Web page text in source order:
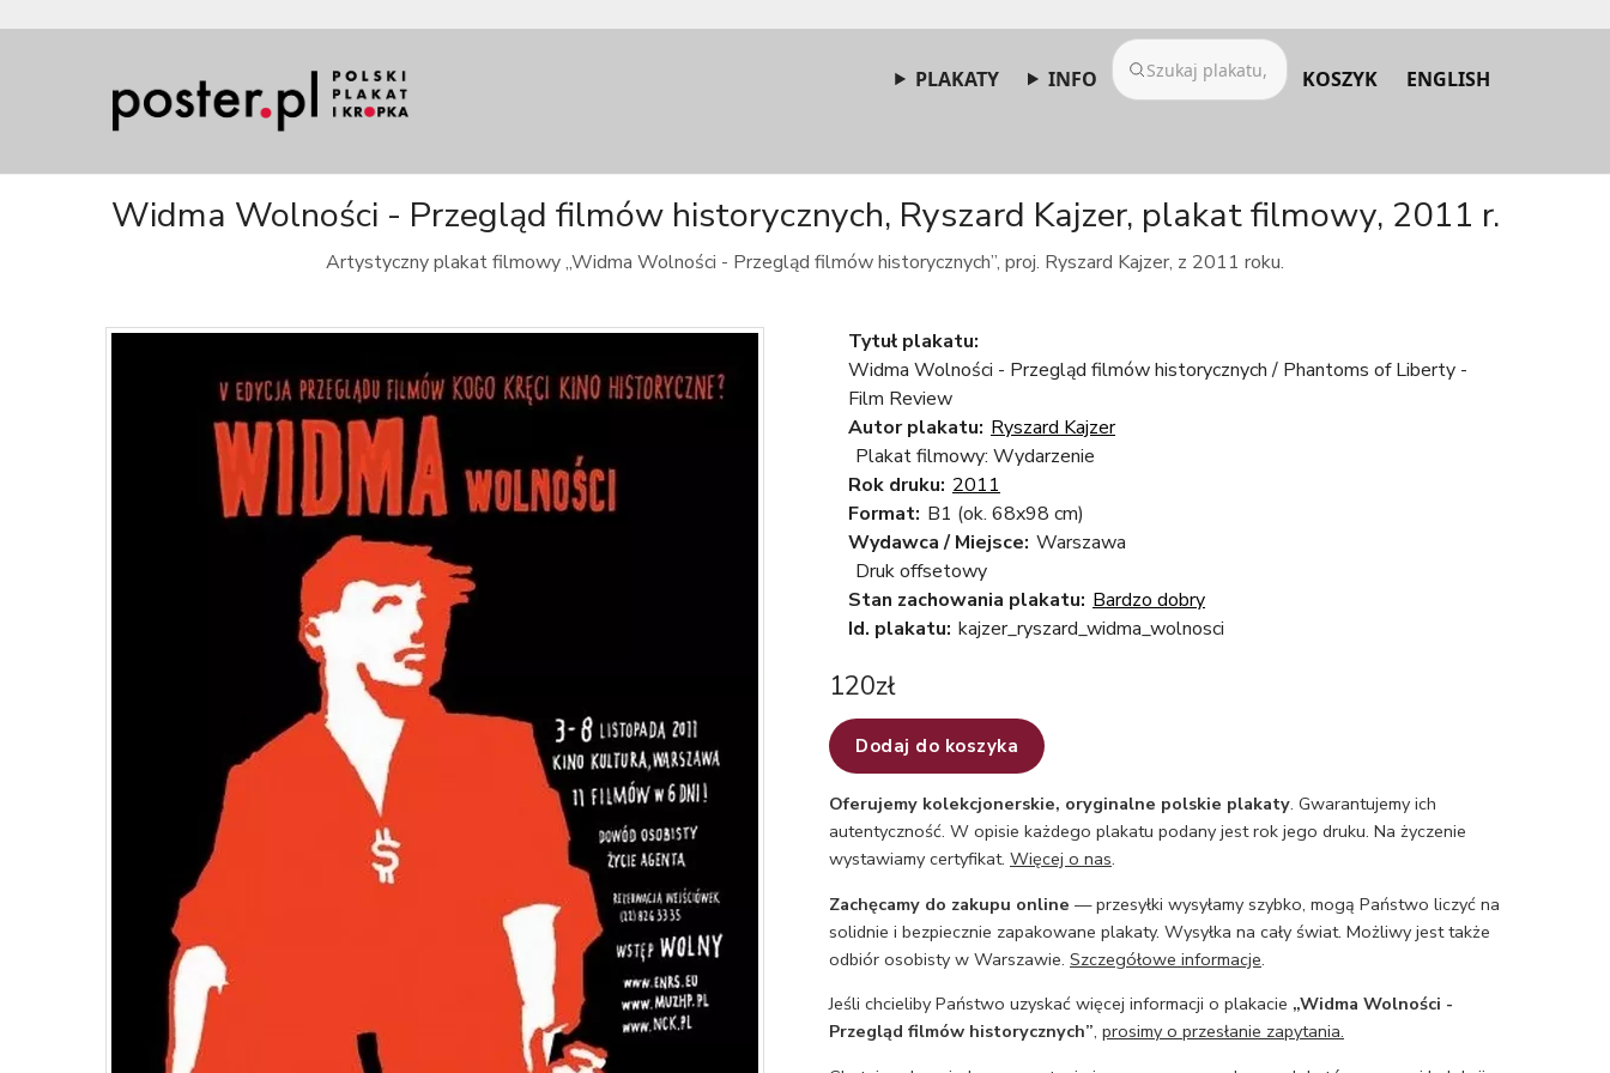
PLAKATY INFO KOSZYK ENGLISH
Widma Wolności - Przegląd filmów historycznych, Ryszard Kajzer, plakat filmowy, 2011 r.
Artystyczny plakat filmowy „Widma Wolności - Przegląd filmów historycznych”, proj. Ryszard Kajzer, z 2011 roku.
Tytuł plakatu:
Widma Wolności - Przegląd filmów historycznych / Phantoms of Liberty -
Film Review
Autor plakatu: Ryszard Kajzer
Plakat filmowy: Wydarzenie
Rok druku: 2011
Format: B1 (ok. 68x98 cm)
Wydawca / Miejsce: Warszawa
Druk offsetowy
Stan zachowania plakatu: Bardzo dobry
Id. plakatu: kajzer_ryszard_widma_wolnosci
120zł
Dodaj do koszyka
Oferujemy kolekcjonerskie, oryginalne polskie plakaty. Gwarantujemy ich
autentyczność. W opisie każdego plakatu podany jest rok jego druku. Na życzenie
wystawiamy certyfikat. Więcej o nas.
Zachęcamy do zakupu online — przesyłki wysyłamy szybko, mogą Państwo liczyć na
solidnie i bezpiecznie zapakowane plakaty. Wysyłka na cały świat. Możliwy jest także
odbiór osobisty w Warszawie. Szczegółowe informacje.
Jeśli chcieliby Państwo uzyskać więcej informacji o plakacie „Widma Wolności -
Przegląd filmów historycznych”, prosimy o przesłanie zapytania.